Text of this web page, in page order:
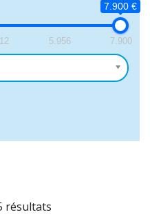
7.900 €
5.956 7.900
résultats